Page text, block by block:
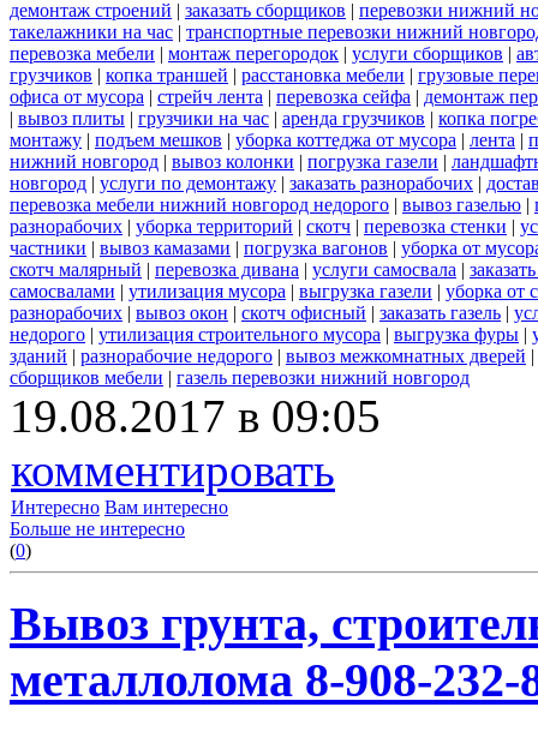
демонтаж строений | заказать сборщиков | перевозки нижний
такелажники на час | транспортные перевозки нижний
перевозка мебели | монтаж перегородок | услуги сборщиков |
грузчиков | копка траншей | расстановка мебели | грузовые
офиса от мусора | стрейч лента | перевозка сейфа | демонтаж
| вывоз плиты | грузчики на час | аренда грузчиков | копка
монтажу | подъем мешков | уборка коттеджа от мусора | лента |
нижний новгород | вывоз колонки | погрузка газели |
новгород | услуги по демонтажу | заказать разнорабочих |
перевозка мебели нижний новгород недорого | вывоз газелью |
разнорабочих | уборка территорий | скотч | перевозка стенки |
частники | вывоз камазами | погрузка вагонов | уборка от
скотч малярный | перевозка дивана | услуги самосвала |
самосвалами | утилизация мусора | выгрузка газели | уборка от
разнорабочих | вывоз окон | скотч офисный | заказать газель |
недорого | утилизация строительного мусора | выгрузка фуры |
зданий | разнорабочие недорого | вывоз межкомнатных дверей |
сборщиков мебели | газель перевозки нижний новгород
19.08.2017 в 09:05
комментировать
Интересно Вам интересно
Больше не интересно
(0)
Вывоз грунта,
металлолома 8-908-232-